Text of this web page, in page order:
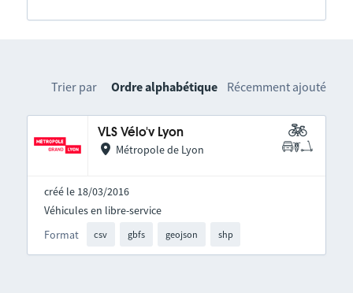
Trier par Ordre alphabétique Récemment ajouté
VLS Vélo'v Lyon
Métropole de Lyon
créé le 18/03/2016
Format csv gbfs geojson shp
Véhicules en libre-service